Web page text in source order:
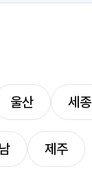
울산 세종
제주